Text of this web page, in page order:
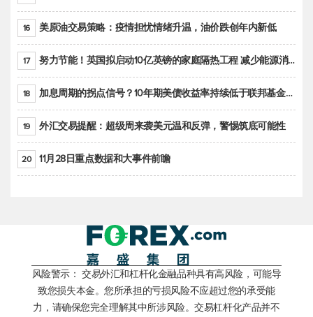
16 美原油交易策略：疫情担忧情绪升温，油价跌创年内新低
17 努力节能！英国拟启动10亿英镑的家庭隔热工程 减少能源消耗
18 加息周期的拐点信号？10年期美债收益率持续低于联邦基金利率目标区间
19 外汇交易提醒：超级周来袭美元温和反弹，警惕筑底可能性
20 11月28日重点数据和大事件前瞻
风险警示： 交易外汇和杠杆化金融品种具有高风险，可能导
致您损失本金。您所承担的亏损风险不应超过您的承受能
力，请确保您完全理解其中所涉风险。交易杠杆化产品并不